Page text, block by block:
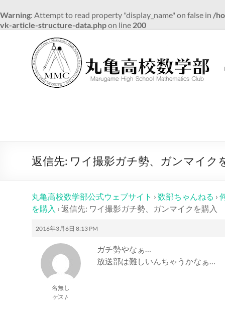
Warning: Attempt to read property "display_name" on false in /
vk-article-structure-data.phpon line 200
返信先: ワイ撮影ガチ勢、ガンマイク
丸亀高校数学部公式ウェブサイト › 数部ちゃんねる ›
を購入 › 返信先: ワイ撮影ガチ勢、ガンマイクを購入
2016年3月6日 8:13 PM
名無し
ゲスト
ガチ勢やなぁ…
放送部は難しいんちゃうかなぁ…